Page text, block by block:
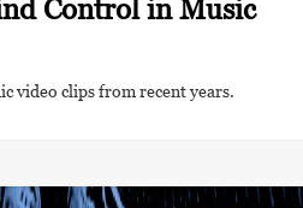
Control in Music
video clips from recent years.